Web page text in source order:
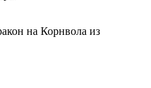
на Корнвола из